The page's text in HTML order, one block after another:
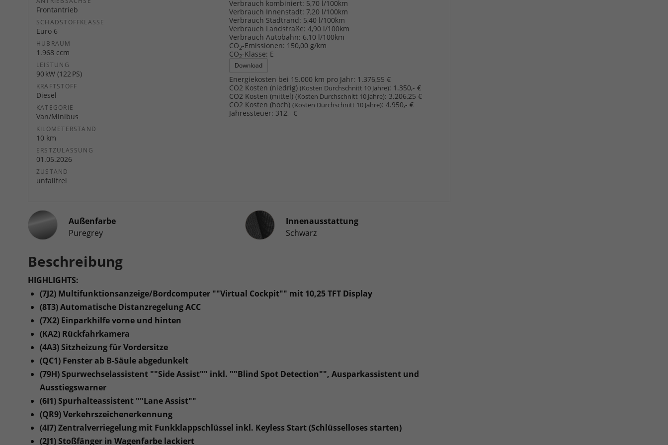
Frontantrieb
SCHADSTOFFKLASSE
Euro 6
HUBRAUM
1.968 ccm
LEISTUNG
90 kW (122 PS)
KRAFTSTOFF
Diesel
KATEGORIE
Van/Minibus
KILOMETERSTAND
10 km
ERSTZULASSUNG
01.05.2026
ZUSTAND
unfallfrei
Verbrauch kombiniert: 5,70 l/100km
Verbrauch Innenstadt: 7,20 l/100km
Verbrauch Stadtrand: 5,40 l/100km
Verbrauch Landstraße: 4,90 l/100km
Verbrauch Autobahn: 6,10 l/100km
CO2-Emissionen: 150,00 g/km
CO2-Klasse: E
Download
Energiekosten bei 15.000 km pro Jahr: 1.376,55 €
CO2 Kosten (niedrig) (Kosten Durchschnitt 10 Jahre): 1.350,- €
CO2 Kosten (mittel) (Kosten Durchschnitt 10 Jahre): 3.206,25 €
CO2 Kosten (hoch) (Kosten Durchschnitt 10 Jahre): 4.950,- €
Jahressteuer: 312,- €
Außenfarbe
Puregrey
InnenausstattungInnenausstattung
Schwarz
Beschreibung
HIGHLIGHTS:
(7J2) Multifunktionsanzeige/Bordcomputer ""Virtual Cockpit"" mit 10,25 TFT Display
(8T3) Automatische Distanzregelung ACC
(7X2) Einparkhilfe vorne und hinten
(KA2) Rückfahrkamera
(4A3) Sitzheizung für Vordersitze
(QC1) Fenster ab B-Säule abgedunkelt
(79H) Spurwechselassistent ""Side Assist"" inkl. ""Blind Spot Detection"", Ausparkassistent und
Ausstiegswarner
(6I1) Spurhalteassistent ""Lane Assist""
(QR9) Verkehrszeichenerkennung
(4I7) Zentralverriegelung mit Funkklappschlüssel inkl. Keyless Start (Schlüsselloses starten)
(2J1) Stoßfänger in Wagenfarbe lackiert